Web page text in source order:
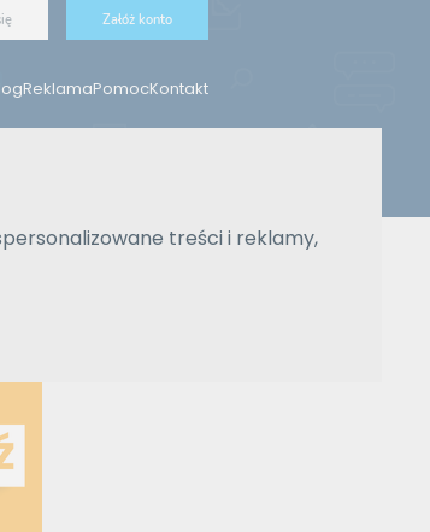
treści i reklamy,
Załóż konto
ReklamaPomocKontakt